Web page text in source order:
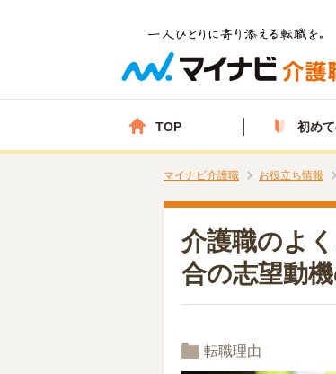
TOP 初め
マイナビ介護職 お役立ち情報
介護職のよ
合の志望動
転職理由